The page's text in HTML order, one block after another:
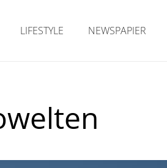
LIFESTYLE NEWSPAPIER